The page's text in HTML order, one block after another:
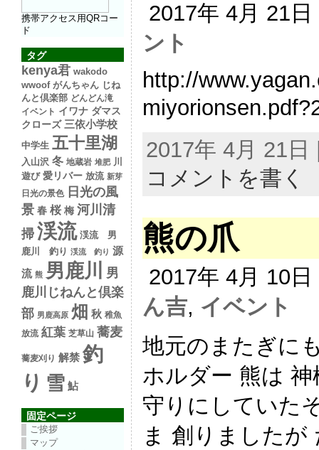
携帯アクセス用QRコー
ド
タグ
kenya君 wakodo
wwoof がんちゃん じね
んと倶楽部 どんどん滝
イベント イワナ ダマス
クローズ 三依小学校
中学生 五十里湖
入山沢 冬 地蔵岩 堆肥 川
遊び 愛リバー 放流 新芽
日光の景色
日光の風
景 春 桜 梅 河川清
掃渓流 渓流 男
鹿川 釣り 渓流 釣り 源
流 熊 男鹿川
男
鹿川じねんと倶楽
部 男鹿高原 畑 秋 稚魚
放流 紅葉 芝草山 蕎麦
蕎麦刈り 解禁 釣
り 雪 鮎
固定ページ
ご挨拶
マップ
2017年 4月 21
ント
http://
2017年 4月 21
コメントを書く
熊の爪
2017年 4月 10
ん吉, イベント
地元のまたぎに
ホルダー 熊は
守りにしていた
ま 創りましたが